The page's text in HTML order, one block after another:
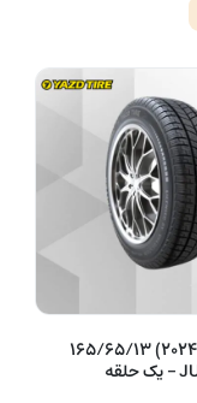
لاستیک یزد (2024) 165/65/13